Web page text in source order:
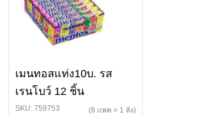
เมนทอสแท่ง10บ. รส
เรนโบว์ 12 ชิ้น
SKU: 759753 (8 แพค = 1 ลัง)